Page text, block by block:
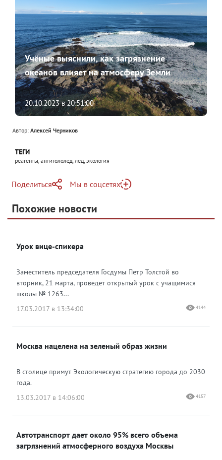
Учёные выяснили, как загрязнение
океанов влияет на атмосферу Земли
20.10.2023 в 20:51:00
Автор: Алексей Черников
ТЕГИ
реагенты, антигололед, лед, экология
Поделиться
Telegram
Одноклассники
Мы в соцсетях
Яндекс Дзен
Похожие новости
Урок вице-спикера
Заместитель председателя Госдумы Петр Толстой во
вторник, 21 марта, проведет открытый урок с учащимися
школы № 1263...
17.03.2017 в 13:34:00
4144
Москва нацелена на зеленый образ жизни
В столице примут Экологическую стратегию города до 2030
года.
13.03.2017 в 14:06:00
4157
Автотранспорт дает около 95% всего объема
загрязнений атмосферного воздуха Москвы